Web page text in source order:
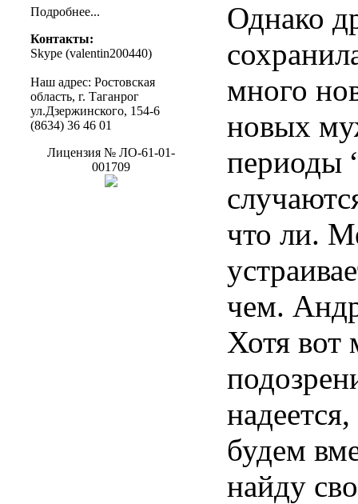
Подробнее...
Контакты:
Skype (valentin200440)
Наш адрес: Ростовская
область, г. Таганрог
ул.Дзержинского, 154-6
(8634) 36 46 01
Лицензия№ ЛО-61-01-
001709
Однако
много
новых
периоды
что ли.
чем.
Хотя вот
будем
найду